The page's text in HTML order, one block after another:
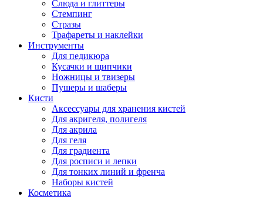
Слюда и глиттеры
Стемпинг
Стразы
Трафареты и наклейки
Инструменты
Для педикюра
Кусачки и щипчики
Ножницы и твизеры
Пушеры и шаберы
Кисти
Аксессуары для хранения кистей
Для акригеля, полигеля
Для акрила
Для геля
Для градиента
Для росписи и лепки
Для тонких линий и френча
Наборы кистей
Косметика